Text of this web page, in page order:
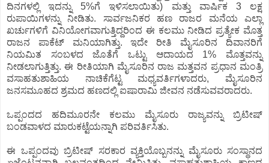
ದಿನಗಳಲ್ಲಿ ಇದನ್ನು 5%ಗೆ ಇಳಿಸಲಾಯಿತು) ಮತ್ತು ವಾರ್ಷಿಕ 3 ಲಕ್ಷ
ರುಪಾಯಿಗಳನ್ನು ನೀಡಿತು. ಸಾರ್ವಜನಿಕರ ಹಣ ರಾಜರ ಮನೆಯ ಎಲ್ಲಾ
ಖರ್ಚುಗಳಿಗೆ ವಿನಿಯೋಗವಾಗುತ್ತಿದ್ದರಿಂದ ಈ ಕಲಮು ನೀಡಿದ ಪ್ರತ್ಯೇಕ ಮೊತ್ತ
ರಾಜನ ಪಾಕೆಟ್ ಮನಿಯಾಗಿತ್ತು. ಇದೇ ರೀತಿ ಮೈಸೂರಿನ ದಿವಾನರಿಗೆ
ನಿಯಮಿತ ಸಂಬಳದ ಜೊತೆಗೆ ಒಟ್ಟು ಆದಾಯದ 1% ಮೊತ್ತವನ್ನು
ನೀಡಲಾಗುತ್ತಿತ್ತು. ಈ ರೀತಿಯಾಗಿ ಮೈಸೂರಿನ ರಾಜ ಮತ್ತವನ ಪ್ರಧಾನ ಮಂತ್ರಿ
ವಸಾಹತುಶಾಹಿಯ ನಾಚಿಕೆಗೆಟ್ಟ ಮಧ್ಯವರ್ತಿಗಳಾದರು, ಮೈಸೂರಿನ
ಜನಸಮೂಹದ ಶ್ರಮದ ಹಣದಲ್ಲಿ ಐಷಾರಾಮಿ ಜೀವನ ನಡೆಸುವವರಾದರು.
ಒಪ್ಪಂದದ ಹದಿಮೂರನೇ ಕಲಮು ಮೈಸೂರು ರಾಜ್ಯವನ್ನು ಬ್ರಿಟೀಷ್
ಬಂಡವಾಳದ ಮಾರುಕಟ್ಟೆಯನ್ನಾಗಿ ಪರಿವರ್ತಿಸಿತು.
ಈ ಒಪ್ಪಂದವು ಬ್ರಿಟೀಷ್ ಸರಕಾರ ವ್ಯಕ್ತಿಯೊಬ್ಬನನ್ನು ಮೈಸೂರು ಸಂಸ್ಥಾನದ